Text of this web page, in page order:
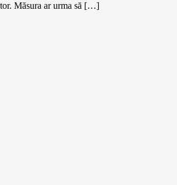
Măsura ar urma să […]